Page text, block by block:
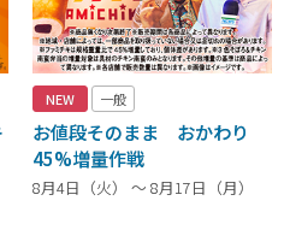
NEW 一般
お値段そのまま おかわり
45%増量作戦
8月4日（火） ～ 8月17日（月）